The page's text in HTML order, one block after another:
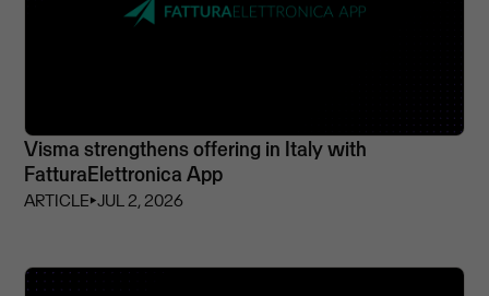
Visma strengthens offering in Italy with
FatturaElettronica App
ARTICLE⏵JUL 2, 2026